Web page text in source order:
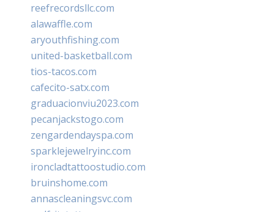
reefrecordsllc.com
alawaffle.com
aryouthfishing.com
united-basketball.com
tios-tacos.com
cafecito-satx.com
graduacionviu2023.com
pecanjackstogo.com
zengardendayspa.com
sparklejewelryinc.com
ironcladtattoostudio.com
bruinshome.com
annascleaningsvc.com